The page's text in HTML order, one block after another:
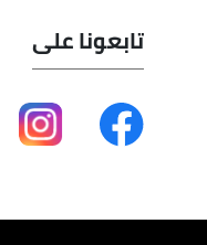
تابعونا على